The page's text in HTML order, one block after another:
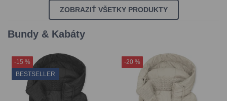
ZOBRAZIŤ VŠETKY PRODUKTY
Bundy & Kabáty
-15 %
BESTSELLER
-20 %